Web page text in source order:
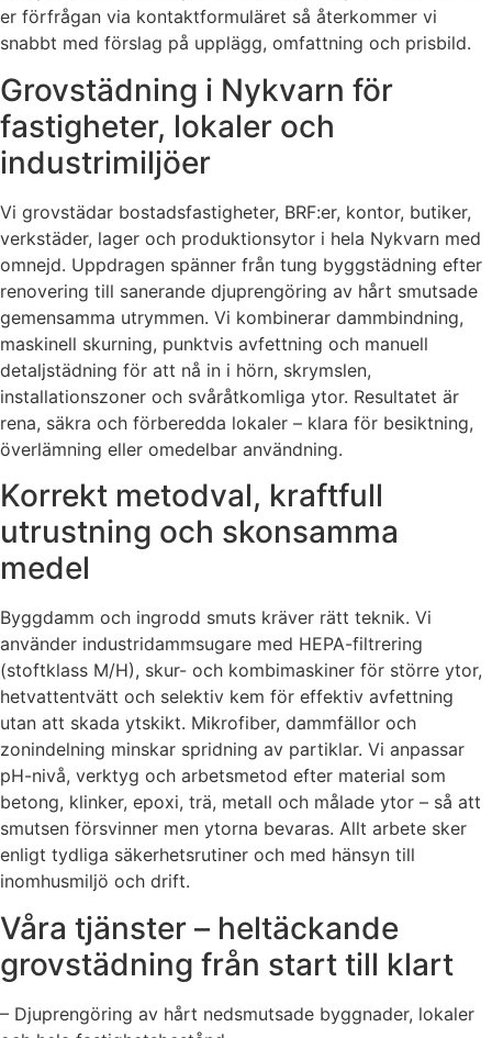
er förfrågan via kontaktformuläret så återkommer vi
snabbt med förslag på upplägg, omfattning och prisbild.
Grovstädning i Nykvarn för
fastigheter, lokaler och
industrimiljöer
Vi grovstädar bostadsfastigheter, BRF:er, kontor, butiker,
verkstäder, lager och produktionsytor i hela Nykvarn med
omnejd. Uppdragen spänner från tung byggstädning efter
renovering till sanerande djuprengöring av hårt smutsade
gemensamma utrymmen. Vi kombinerar dammbindning,
maskinell skurning, punktvis avfettning och manuell
detaljstädning för att nå in i hörn, skrymslen,
installationszoner och svåråtkomliga ytor. Resultatet är
rena, säkra och förberedda lokaler – klara för besiktning,
överlämning eller omedelbar användning.
Korrekt metodval, kraftfull
utrustning och skonsamma
medel
Byggdamm och ingrodd smuts kräver rätt teknik. Vi
använder industridammsugare med HEPA-filtrering
(stoftklass M/H), skur- och kombimaskiner för större ytor,
hetvattentvätt och selektiv kem för effektiv avfettning
utan att skada ytskikt. Mikrofiber, dammfällor och
zonindelning minskar spridning av partiklar. Vi anpassar
pH-nivå, verktyg och arbetsmetod efter material som
betong, klinker, epoxi, trä, metall och målade ytor – så att
smutsen försvinner men ytorna bevaras. Allt arbete sker
enligt tydliga säkerhetsrutiner och med hänsyn till
inomhusmiljö och drift.
Våra tjänster – heltäckande
grovstädning från start till klart
– Djuprengöring av hårt nedsmutsade byggnader, lokaler